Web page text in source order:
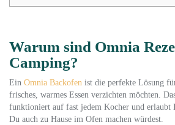
Warum sind Omnia
Camping?
Ein Omnia Backofen ist die perfekte Lösung
frisches, warmes Essen verzichten möchten.
funktioniert auf fast jedem Kocher und erlaubt
Du auch zu Hause im Ofen machen würdest.